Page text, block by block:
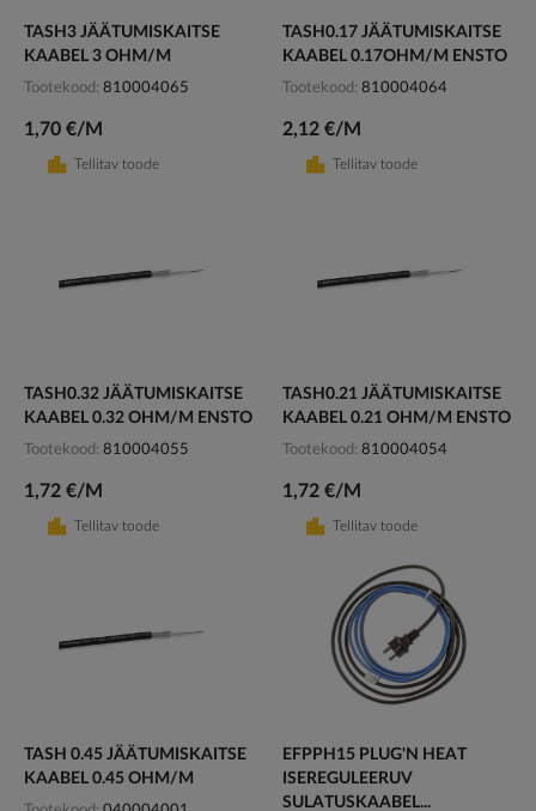
TASH3 JÄÄTUMISKAITSE
KAABEL 3 OHM/M
Tootekood 810004065
1,70 €/M
Tellitav toode
TASH0.17 JÄÄTUMISKAITSE
KAABEL 0.17OHM/M ENSTO
Tootekood 810004064
2,12 €/M
Tellitav toode
TASH0.32 JÄÄTUMISKAITSE
KAABEL 0.32 OHM/M ENSTO
Tootekood 810004055
1,72 €/M
Tellitav toode
TASH0.21 JÄÄTUMISKAITSE
KAABEL 0.21 OHM/M ENSTO
Tootekood 810004054
1,72 €/M
Tellitav toode
TASH 0.45 JÄÄTUMISKAITSE
KAABEL 0.45 OHM/M
EFPPH15 PLUG'N HEAT
ISEREGULEERUV
SULATUSKAABEL...